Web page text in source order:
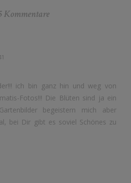
Kommentare
ich bin ganz hin und weg von
Fotos!!! Die Blüten sind ja ein
begeistern mich aber
bei Dir gibt es soviel Schönes zu